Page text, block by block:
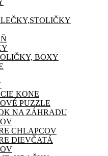
BOXY
KONE
PUZZLE
NA ZÁHRADU
CHLAPCOV
DIEVČATÁ